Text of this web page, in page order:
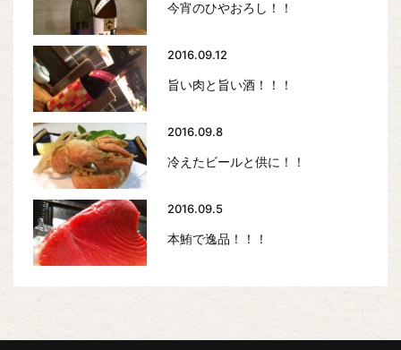
今宵のひやおろし！！
2016.09.12
旨い肉と旨い酒！！！
2016.09.8
冷えたビールと供に！！
2016.09.5
本鮪で逸品！！！